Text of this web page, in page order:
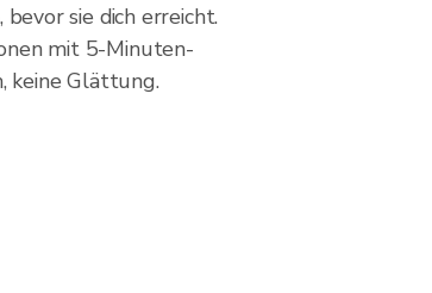
sie dich erreicht.
mit 5-Minuten-
keine Glättung.